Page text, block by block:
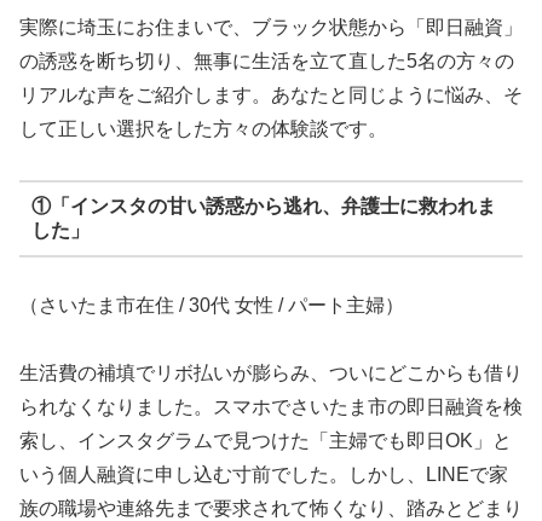
実際に埼玉にお住まいで、ブラック状態から「即日融資」
の誘惑を断ち切り、無事に生活を立て直した5名の方々の
リアルな声をご紹介します。あなたと同じように悩み、そ
して正しい選択をした方々の体験談です。
①「インスタの甘い誘惑から逃れ、弁護士に救われま
した」
（さいたま市在住 / 30代 女性 / パート主婦）
生活費の補填でリボ払いが膨らみ、ついにどこからも借り
られなくなりました。スマホでさいたま市の即日融資を検
索し、インスタグラムで見つけた「主婦でも即日OK」と
いう個人融資に申し込む寸前でした。しかし、LINEで家
族の職場や連絡先まで要求されて怖くなり、踏みとどまり